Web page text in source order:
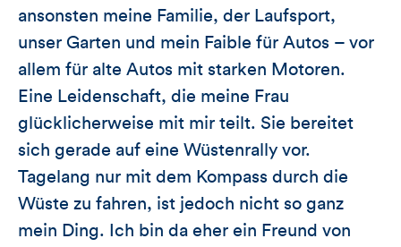
ansonsten meine Familie, der Laufsport,
unser Garten und mein Faible für Autos – vor
allem für alte Autos mit starken Motoren.
Eine Leidenschaft, die meine Frau
glücklicherweise mit mir teilt. Sie bereitet
sich gerade auf eine Wüstenrally vor.
Tagelang nur mit dem Kompass durch die
Wüste zu fahren, ist jedoch nicht so ganz
mein Ding. Ich bin da eher ein Freund von